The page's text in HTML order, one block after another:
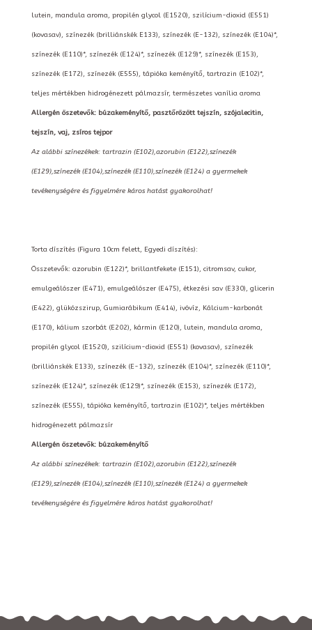
lutein, mandula aroma, propilén glycol (E1520), szilícium-dioxid (E551)
(kovasav), színezék (brilliánskék E133), színezék (E-132), színezék (E104)*,
színezék (E110)*, színezék (E124)*, színezék (E129)*, színezék (E153),
színezék (E172), színezék (E555), tápióka keményítő, tartrazin (E102)*,
teljes mértékben hidrogénezett pálmazsír, természetes vanília aroma
Allergén öszetevők: búzakeményítő, pasztőrözött tejszín, szójalecitin,
tejszín, vaj, zsíros tejpor
Az alábbi színezékek: tartrazin (E102),azorubin (E122),színezék
(E129),színezék (E104),színezék (E110),színezék (E124) a gyermekek
tevékenységére és figyelmére káros hatást gyakorolhat!
Torta díszítés (Figura 10cm felett, Egyedi díszítés):
Összetevők: azorubin (E122)*, brillantfekete (E151), citromsav, cukor,
emulgeálószer (E471), emulgeálószer (E475), étkezési sav (E330), glicerin
(E422), glükózszirup, Gumiarábikum (E414), ivóvíz, Kálcium-karbonát
(E170), kálium szorbát (E202), kármin (E120), lutein, mandula aroma,
propilén glycol (E1520), szilícium-dioxid (E551) (kovasav), színezék
(brilliánskék E133), színezék (E-132), színezék (E104)*, színezék (E110)*,
színezék (E124)*, színezék (E129)*, színezék (E153), színezék (E172),
színezék (E555), tápióka keményítő, tartrazin (E102)*, teljes mértékben
hidrogénezett pálmazsír
Allergén öszetevők: búzakeményítő
Az alábbi színezékek: tartrazin (E102),azorubin (E122),színezék
(E129),színezék (E104),színezék (E110),színezék (E124) a gyermekek
tevékenységére és figyelmére káros hatást gyakorolhat!